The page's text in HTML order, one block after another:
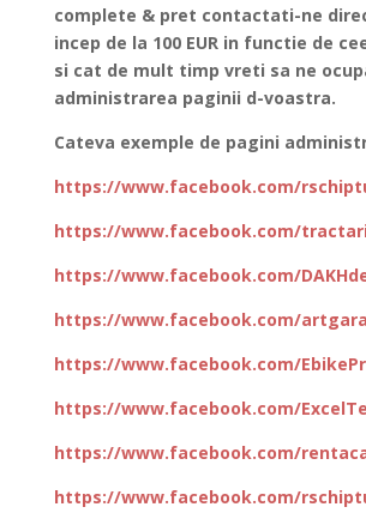
complete & pret contactati-ne
incep de la 100 EUR in functie de
si cat de mult timp vreti sa ne
administrarea paginii d-voastra.
Cateva exemple de pagini
https://www.facebook.com/
https://www.facebook.com/
https://www.facebook.com/
https://www.facebook.com/
https://www.facebook.com/
https://www.facebook.com/
https://www.facebook.com/
https://www.facebook.com/